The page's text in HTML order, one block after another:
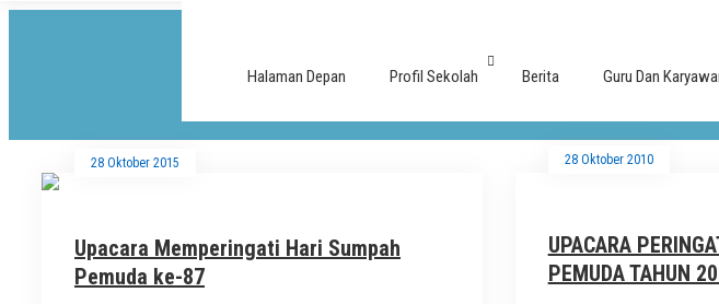
Halaman Depan Profil Sekolah Berita Guru Dan
Tag : HARI
28 Oktober 2015
Upacara Memperingati Hari Sumpah
Pemuda ke-87
28 Oktober 2010
UPACARA
PEMUDA TAHUN